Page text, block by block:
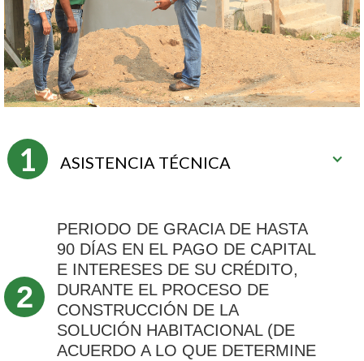
1 ASISTENCIA TÉCNICA
2
PERIODO DE GRACIA DE HASTA
90 DÍAS EN EL PAGO DE CAPITAL
E INTERESES DE SU CRÉDITO,
DURANTE EL PROCESO DE
CONSTRUCCIÓN DE LA
SOLUCIÓN HABITACIONAL (DE
ACUERDO A LO QUE DETERMINE